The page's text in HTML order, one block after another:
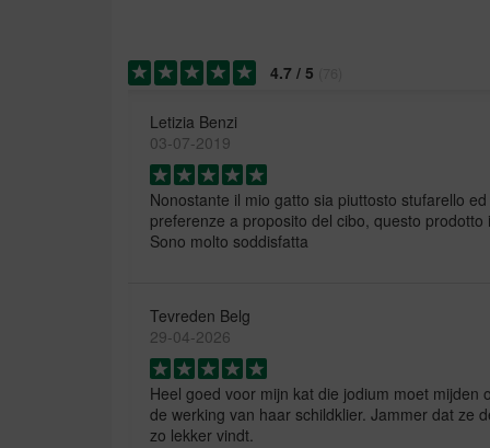
4.7 / 5
Letizia Benzi
03-07-2019
Nonostante il mio gatto sia piuttosto stufarello
preferenze a proposito del cibo, questo
Sono molto soddisfatta
Tevreden Belg
29-04-2026
Heel goed voor mijn kat die jodium moet mijden
de werking van haar schildklier. Jammer dat ze
zo lekker vindt.